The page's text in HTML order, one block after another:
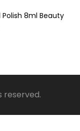
Polish 8ml Beauty
reserved.